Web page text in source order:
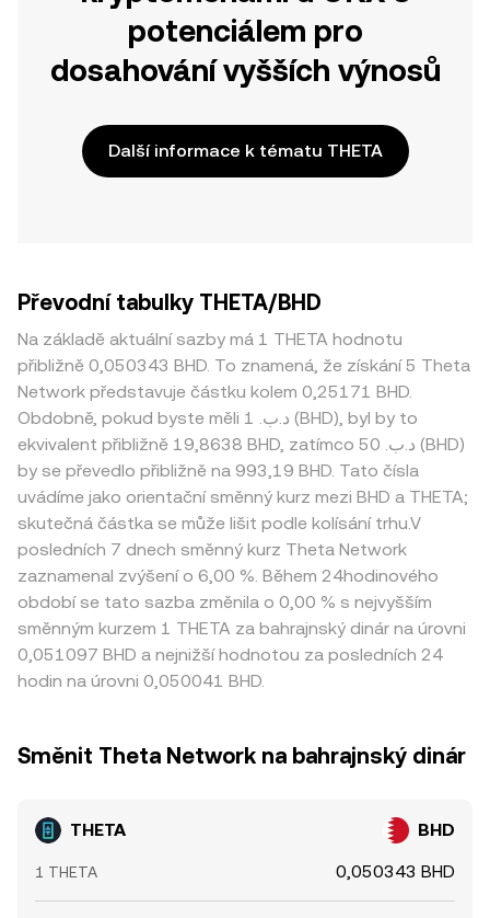
potenciálem pro
dosahování vyšších výnosů
Další informace k tématu THETA
Převodní tabulky THETA/BHD
Na základě aktuální sazby má 1 THETA hodnotu
přibližně 0,050343 BHD. To znamená, že získání 5 Theta
Network představuje částku kolem 0,25171 BHD.
Obdobně, pokud byste měli 1 .د.ب (BHD), byl by to
ekvivalent přibližně 19,8638 BHD, zatímco 50 .د.ب (BHD)
by se převedlo přibližně na 993,19 BHD. Tato čísla
uvádíme jako orientační směnný kurz mezi BHD a THETA;
skutečná částka se může lišit podle kolísání trhu.V
posledních 7 dnech směnný kurz Theta Network
zaznamenal zvýšení o 6,00 %. Během 24hodinového
období se tato sazba změnila o 0,00 % s nejvyšším
směnným kurzem 1 THETA za bahrajnský dinár na úrovni
0,051097 BHD a nejnižší hodnotou za posledních 24
hodin na úrovni 0,050041 BHD.
Směnit Theta Network na bahrajnský dinár
THETA BHD
1 THETA 0,050343 BHD